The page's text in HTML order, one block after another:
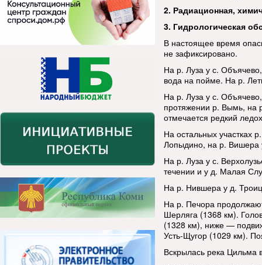
2. Радиационная,
3. Гидрологическая
В настоящее время
не зафиксировано.
На р. Луза у с.
вода на пойме. На р.
На р. Луза у с.
протяжении р. Вымь, на
отмечается редкий
На остальных участках
Лопыдино, на р. Вишера
На р. Луза у с.
течении и у д. Малая
На р. Нившера у д.
На р. Печора
Шерляга (1368 км).
(1328 км), ниже —
Усть-Щугор (1029 км).
Вскрылась река Цильма